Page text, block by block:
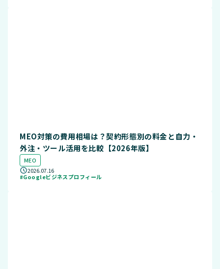
MEO対策の費用相場は？契約形態別の料金と自力・
外注・ツール活用を比較【2026年版】
MEO
2026.07.16
#Googleビジネスプロフィール